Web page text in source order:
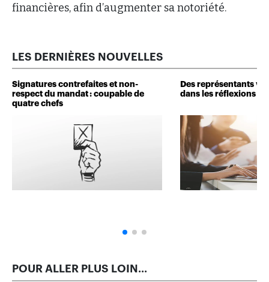
financières, afin d’augmenter sa notoriété.
LES DERNIÈRES NOUVELLES
Signatures contrefaites et non-
respect du mandat : coupable de
quatre chefs
Des représentants
dans les réflexions de
POUR ALLER PLUS LOIN...